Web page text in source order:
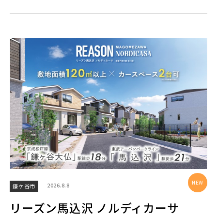
西武線
西武池袋線
西武新宿線
西武有楽町線
西武豊島線
ブランドを知る
鎌ケ谷市 2026.8.8
リーズン馬込沢 ノルディカーサ